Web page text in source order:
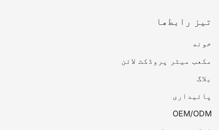
تیز رابط‌ها
خونه
مکعب میٹر پروڈکٹ لائن
بلاگ
پائیداری
OEM/ODM